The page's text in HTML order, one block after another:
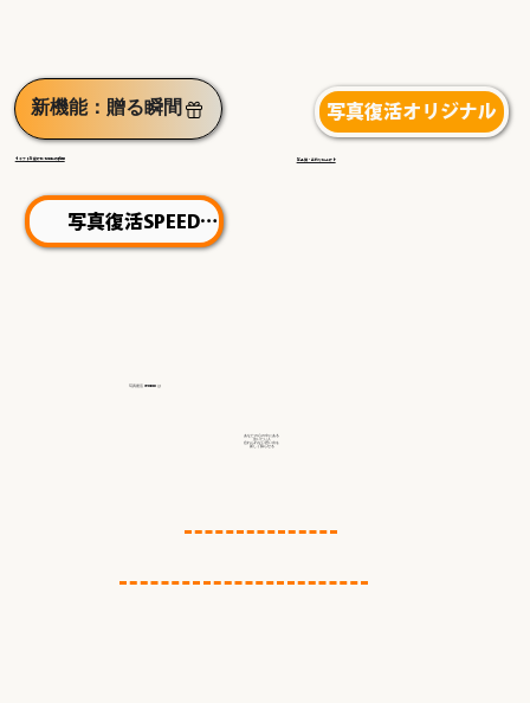
写真復活オリジナル
写真復活SPEED
新機能：贈る瞬間
あなたの心の中にある
会いたい人
忘れられない思い出を
新しく蘇らせる
写真復活 STUDIO